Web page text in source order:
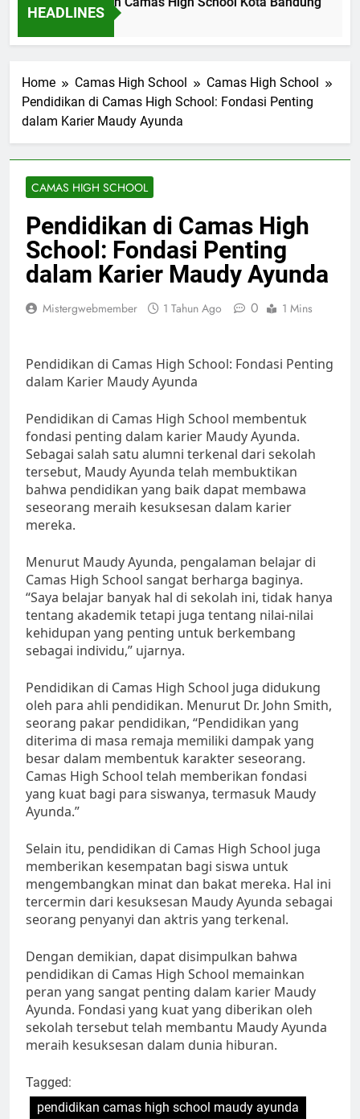
HEADLINES
Home Camas High School
Camas High School
Pendidikan di Camas High School: Fondasi Penting
dalam Karier Maudy Ayunda
CAMAS HIGH SCHOOL
Pendidikan di Camas High
School: Fondasi Penting
dalam Karier Maudy Ayunda
Mistergwebmember 1 Tahun Ago 0 1 Mins
Pendidikan di Camas High School: Fondasi Penting
dalam Karier Maudy Ayunda
Pendidikan di Camas High School membentuk
fondasi penting dalam karier Maudy Ayunda.
Sebagai salah satu alumni terkenal dari sekolah
tersebut, Maudy Ayunda telah membuktikan
bahwa pendidikan yang baik dapat membawa
seseorang meraih kesuksesan dalam karier
mereka.
Menurut Maudy Ayunda, pengalaman belajar di
Camas High School sangat berharga baginya.
“Saya belajar banyak hal di sekolah ini, tidak hanya
tentang akademik tetapi juga tentang nilai-nilai
kehidupan yang penting untuk berkembang
sebagai individu,” ujarnya.
Pendidikan di Camas High School juga didukung
oleh para ahli pendidikan. Menurut Dr. John Smith,
seorang pakar pendidikan, “Pendidikan yang
diterima di masa remaja memiliki dampak yang
besar dalam membentuk karakter seseorang.
Camas High School telah memberikan fondasi
yang kuat bagi para siswanya, termasuk Maudy
Ayunda.”
Selain itu, pendidikan di Camas High School juga
memberikan kesempatan bagi siswa untuk
mengembangkan minat dan bakat mereka. Hal ini
tercermin dari kesuksesan Maudy Ayunda sebagai
seorang penyanyi dan aktris yang terkenal.
Dengan demikian, dapat disimpulkan bahwa
pendidikan di Camas High School memainkan
peran yang sangat penting dalam karier Maudy
Ayunda. Fondasi yang kuat yang diberikan oleh
sekolah tersebut telah membantu Maudy Ayunda
meraih kesuksesan dalam dunia hiburan.
Tagged:
pendidikan camas high school maudy ayunda